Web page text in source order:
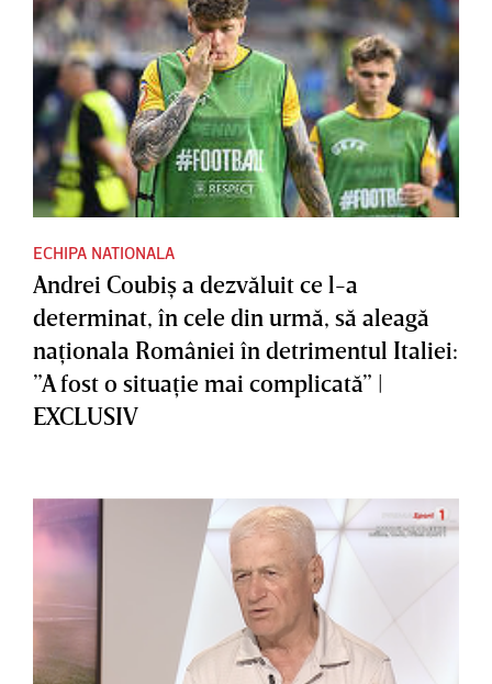
ECHIPA NATIONALA
Andrei Coubiş a dezvăluit ce l-a
determinat, în cele din urmă, să aleagă
naţionala României în detrimentul Italiei:
”A fost o situaţie mai complicată” |
EXCLUSIV